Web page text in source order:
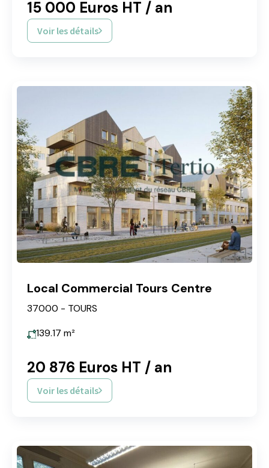
15 000 Euros HT / an
Voir les détails
Local Commercial Tours Centre
37000 - TOURS
139.17 m²
20 876 Euros HT / an
Voir les détails